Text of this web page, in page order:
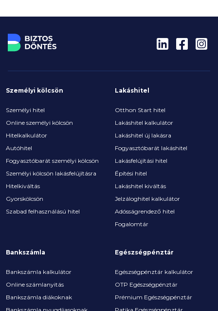
Személyi kölcsön
Személyi hitel
Online személyi kölcsön
Hitelkalkulátor
Autóhitel
Fogyasztóbarát személyi kölcsön
Személyi kölcsön lakásfelújításra
Hitelkiváltás
Gyorskölcsön
Szabad felhasználású hitel
Lakáshitel
Otthon Start hitel
Lakáshitel kalkulátor
Lakáshitel új lakásra
Fogyasztóbarát lakáshitel
Lakásfelújítási hitel
Építési hitel
Lakáshitel kiváltás
Jelzáloghitel kalkulátor
Adósságrendező hitel
Fogalomtár
Bankszámla
Bankszámla kalkulátor
Online számlanyitás
Bankszámla diákoknak
Egészségpénztár
Egészségpénztár kalkulátor
OTP Egészségpénztár
Prémium Egészségpénztár